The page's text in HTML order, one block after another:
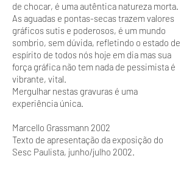
de chocar, é uma autêntica natureza morta.
As aguadas e pontas-secas trazem valores
gráficos sutis e poderosos, é um mundo
sombrio, sem dúvida, refletindo o estado de
espírito de todos nós hoje em dia mas sua
força gráfica não tem nada de pessimista é
vibrante, vital.
Mergulhar nestas gravuras é uma
experiência única.
Marcello Grassmann 2002
Texto de apresentação da exposição do
Sesc Paulista, junho/julho 2002.